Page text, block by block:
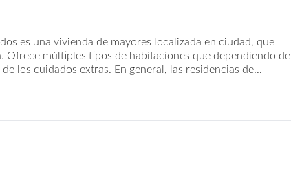
es una vivienda de mayores localizada en ciudad, que
Ofrece múltiples tipos de habitaciones que dependiendo de
los cuidados extras. En general, las residencias de...